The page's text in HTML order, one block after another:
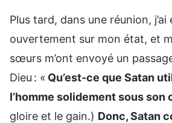
Plus tard, dans une réunion, j’ai
ouvertement sur mon état, et
sœurs m’ont envoyé un
Dieu : « Qu’est-ce que Satan
l’homme solidement sous son
gloire et le gain.) Donc, Satan